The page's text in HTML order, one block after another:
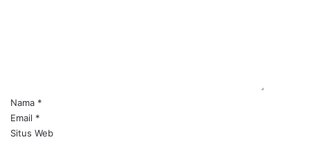
*Nama *
Email *
Situs Web